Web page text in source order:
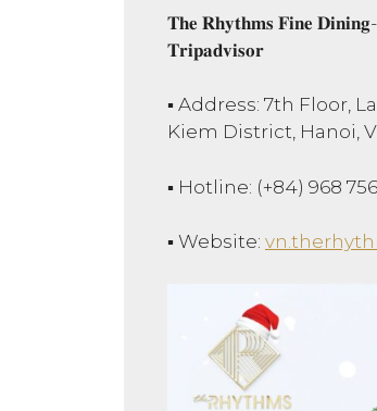
𝐓𝐡𝐞 𝐑𝐡𝐲𝐭𝐡𝐦𝐬 𝐅𝐢𝐧𝐞
𝐓𝐫𝐢𝐩𝐚𝐝𝐯𝐢𝐬𝐨𝐫
▪︎ Address: 7th Floor,
Kiem District, Hanoi,
▪︎ Hotline: (+84) 968
▪︎ Website: